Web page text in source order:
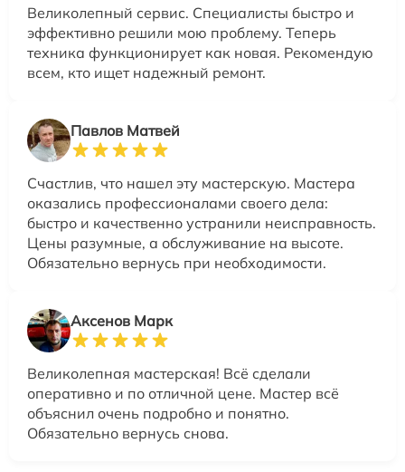
Великолепный сервис. Специалисты быстро и
эффективно решили мою проблему. Теперь
техника функционирует как новая. Рекомендую
всем, кто ищет надежный ремонт.
Павлов Матвей
Счастлив, что нашел эту мастерскую. Мастера
оказались профессионалами своего дела:
быстро и качественно устранили неисправность.
Цены разумные, а обслуживание на высоте.
Обязательно вернусь при необходимости.
Аксенов Марк
Великолепная мастерская! Всё сделали
оперативно и по отличной цене. Мастер всё
объяснил очень подробно и понятно.
Обязательно вернусь снова.